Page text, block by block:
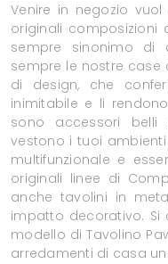
Venire in negozio
originali composizioni
sempre sinonimo di
sempre le nostre
di design, che
inimitabile e li
sono accessori
vestono i tuoi
multifunzionale e
originali linee di
anche tavolini in
impatto decorativo.
modello di Tavolino
arredamenti di casa